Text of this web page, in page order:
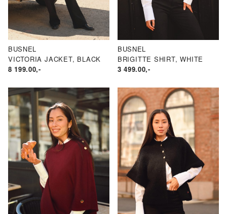
BUSNEL
VICTORIA JACKET, BLACK
8 199.00,-
BUSNEL
BRIGITTE SHIRT, WHITE
3 499.00,-